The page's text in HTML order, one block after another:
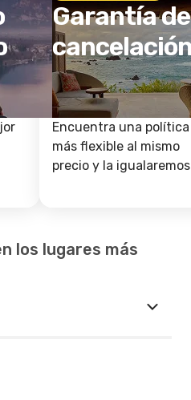
Garantía de
Encuentra una política
más flexible al mismo
precio y la
los lugares más